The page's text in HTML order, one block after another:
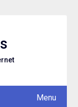
Menu